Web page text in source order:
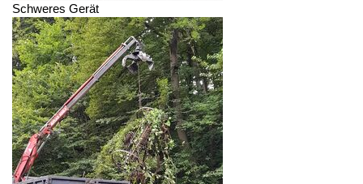
Schweres Gerät